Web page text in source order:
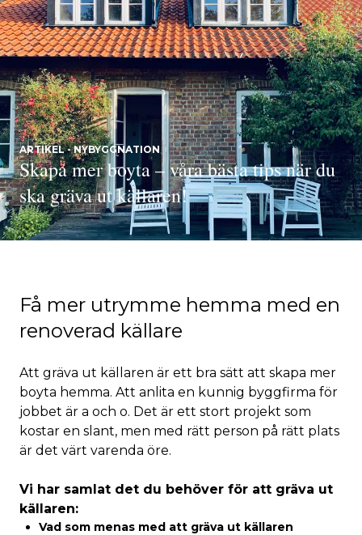
Få mer utrymme hemma med en
renoverad källare
Att gräva ut källaren är ett bra sätt att skapa mer
boyta hemma. Att anlita en kunnig byggfirma för
jobbet är a och o. Det är ett stort projekt som
kostar en slant, men med rätt person på rätt plats
är det värt varenda öre.
Vi har samlat det du behöver för att gräva ut
källaren:
Vad som menas med att gräva ut källaren
ARTIKEL - NYBYGGNATION
Skapa mer boyta – våra bästa tips när du
ska gräva ut källaren!